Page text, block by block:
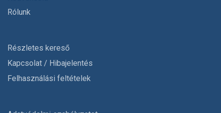
Rólunk
Részletes kereső
Kapcsolat / Hibajelentés
Felhasználási feltételek